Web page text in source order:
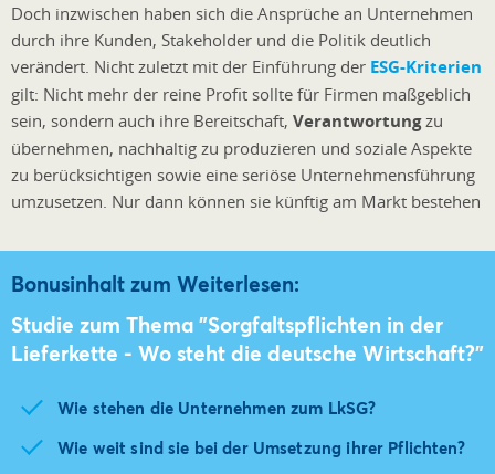
Doch inzwischen haben sich die Ansprüche an Unternehmen
durch ihre Kunden, Stakeholder und die Politik deutlich
verändert. Nicht zuletzt mit der Einführung der ESG-Kriterien
gilt: Nicht mehr der reine Profit sollte für Firmen maßgeblich
sein, sondern auch ihre Bereitschaft, Verantwortungzu
übernehmen, nachhaltig zu produzieren und soziale Aspekte
zu berücksichtigen sowie eine seriöse Unternehmensführung
umzusetzen. Nur dann können sie künftig am Markt bestehen
Bonusinhalt zum Weiterlesen:
Studie zum Thema "Sorgfaltspflichten in der
Lieferkette - Wo steht die deutsche Wirtschaft?"
Wie stehen die Unternehmen zum LkSG?
Wie weit sind sie bei der Umsetzung ihrer Pflichten?